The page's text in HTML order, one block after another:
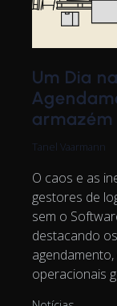
Um Dia
armazém
Tanel Vaarmann
O caos e as
gestores de
sem o
destacando
operacionais